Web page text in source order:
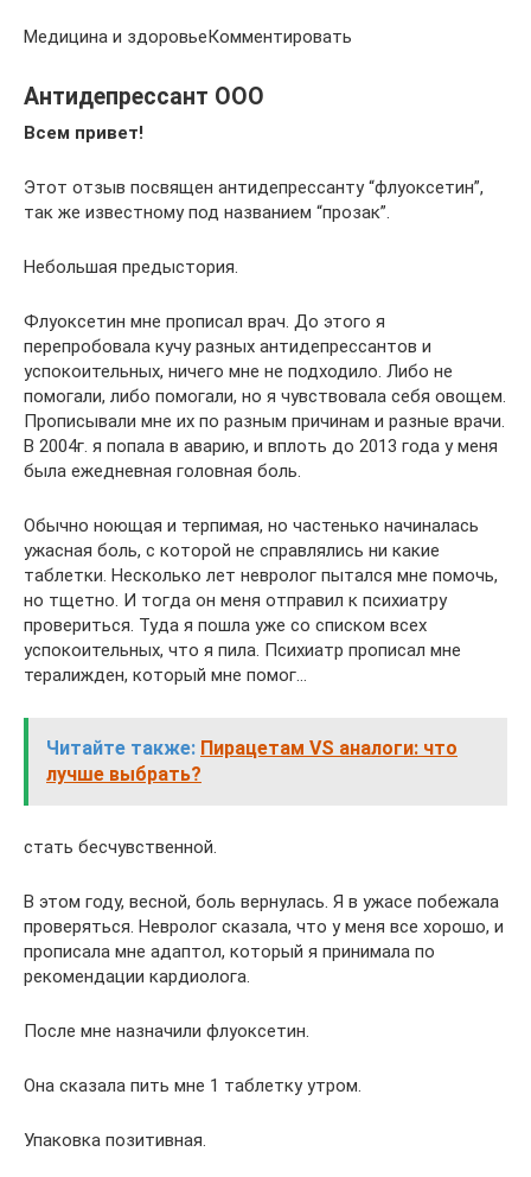
Медицина и здоровьеКомментировать
Антидепрессант ООО
Всем привет!
Этот отзыв посвящен антидепрессанту “флуоксетин”,
так же известному под названием “прозак”.
Небольшая предыстория.
Флуоксетин мне прописал врач. До этого я
перепробовала кучу разных антидепрессантов и
успокоительных, ничего мне не подходило. Либо не
помогали, либо помогали, но я чувствовала себя овощем.
Прописывали мне их по разным причинам и разные врачи.
В 2004г. я попала в аварию, и вплоть до 2013 года у меня
была ежедневная головная боль.
Обычно ноющая и терпимая, но частенько начиналась
ужасная боль, с которой не справлялись ни какие
таблетки. Несколько лет невролог пытался мне помочь,
но тщетно. И тогда он меня отправил к психиатру
провериться. Туда я пошла уже со списком всех
успокоительных, что я пила. Психиатр прописал мне
тералижден, который мне помог…
Читайте также: Пирацетам VS аналоги: что
лучше выбрать?
стать бесчувственной.
В этом году, весной, боль вернулась. Я в ужасе побежала
проверяться. Невролог сказала, что у меня все хорошо, и
прописала мне адаптол, который я принимала по
рекомендации кардиолога.
После мне назначили флуоксетин.
Она сказала пить мне 1 таблетку утром.
Упаковка позитивная.